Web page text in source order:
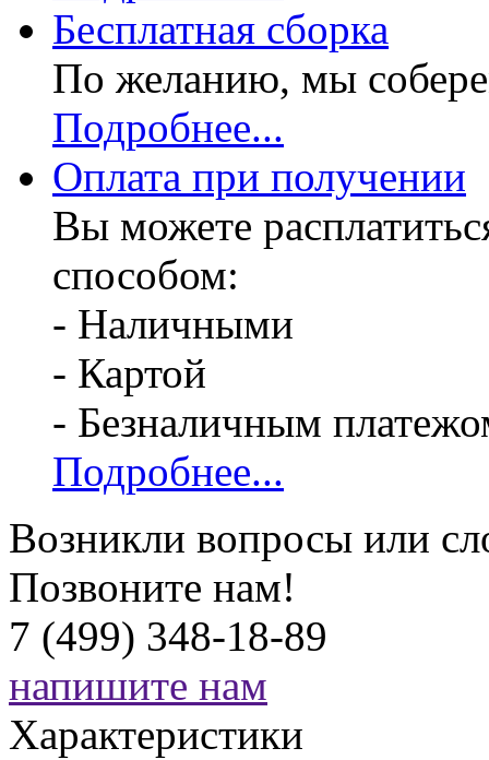
Бесплатная сборка
По желанию, мы
Подробнее...
Оплата при получении
Вы можете
способом:
- Наличными
- Картой
- Безналичным
Подробнее...
Возникли вопросы или
Позвоните нам!
7 (499) 348-18-89
напишите нам
Характеристики